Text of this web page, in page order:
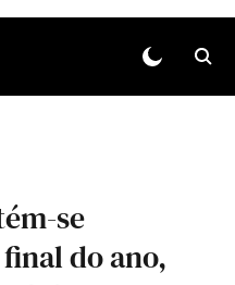
se
do ano,